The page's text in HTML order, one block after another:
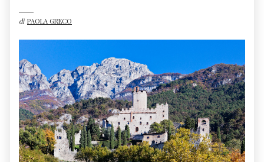
di PAOLA GRECO